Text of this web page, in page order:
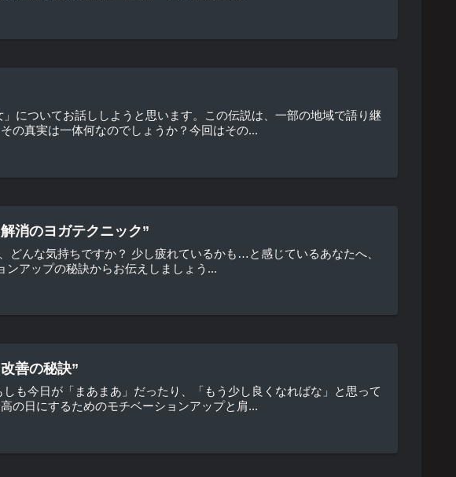
についてお話ししようと思います。この伝説は、一部の地域で語り継
の真実は一体何なのでしょうか？今回はその...
消のヨガテクニック”
んな気持ちですか？ 少し疲れているかも…と感じているあなたへ、
アップの秘訣からお伝えしましょう...
善の秘訣”
も今日が「まあまあ」だったり、「もう少し良くなればな」と思って
の日にするためのモチベーションアップと肩...